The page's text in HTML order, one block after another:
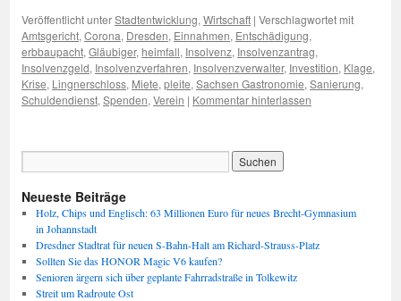
Veröffentlicht unterStadtentwicklung, Wirtschaft | Verschlagwortet mit
Amtsgericht, Corona, Dresden, Einnahmen, Entschädigung,
erbbaupacht, Gläubiger, heimfall, Insolvenz, Insolvenzantrag,
Insolvenzgeld, Insolvenzverfahren, Insolvenzverwalter, Investition, Klage,
Krise, Lingnerschloss, Miete, pleite, Sachsen Gastronomie, Sanierung,
Schuldendienst, Spenden, Verein | Kommentar hinterlassen
Neueste Beiträge
Holz, Chips und Englisch: 63 Millionen Euro für neues Brecht-Gymnasium
in Johannstadt
Dresdner Stadtrat für neuen S-Bahn-Halt am Richard-Strauss-Platz
Sollten Sie das HONOR Magic V6 kaufen?
Senioren ärgern sich über geplante Fahrradstraße in Tolkewitz
Streit um Radroute Ost